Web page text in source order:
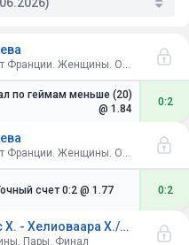
Теннис / Открытый чемпионат Франции. Женщины. Одиночный разряд. Финал
по геймам меньше (20)
@ 1.84
0:2
Теннис / Открытый чемпионат Франции. Женщины. Одиночный разряд. Финал
счет 0:2 @ 1.77 0:2
Гранольерс М./Себальос Х. - Хелиоваара Х./Паттен Г.
Пары. Финал